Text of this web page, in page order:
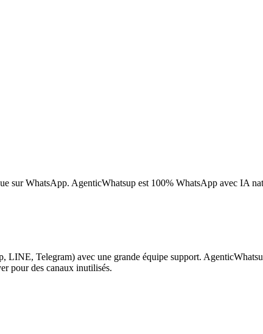
sur WhatsApp. AgenticWhatsup est 100% WhatsApp avec IA
Telegram) avec une grande équipe support.
pour des canaux inutilisés.